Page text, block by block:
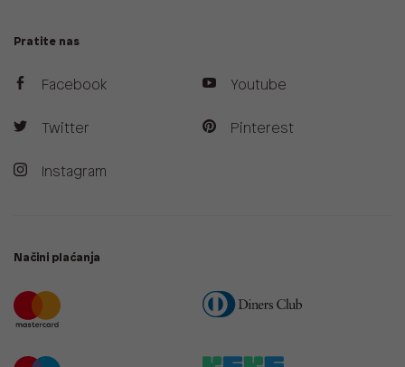
Pratite nas
Facebook
Twitter
Instagram
Youtube
Pinterest
Načini plaćanja